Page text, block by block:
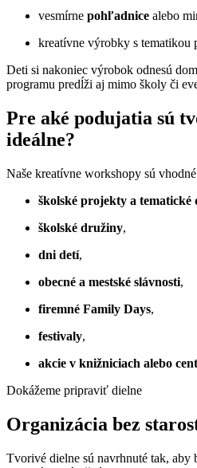
vesmírne pohľadnice alebo
kreatívne výrobky s tematikou
Deti si nakoniec výrobok odnesú
programu predĺži aj mimo školy či
Pre aké podujatia sú
ideálne?
Naše kreatívne workshopy sú
školské projekty a tematické
školské družiny,
dni detí,
obecné a mestské slávnosti,
firemné Family Days,
festivaly,
akcie v knižniciach alebo
Dokážeme pripraviť dielne
Organizácia bez
Tvorivé dielne sú navrhnuté tak, aby